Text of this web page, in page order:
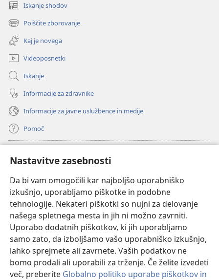
Nastavitve zasebnosti
Da bi vam omogočili kar najboljšo uporabniško
izkušnjo, uporabljamo piškotke in podobne
tehnologije. Nekateri piškotki so nujni za delovanje
našega spletnega mesta in jih ni možno zavrniti.
Uporabo dodatnih piškotkov, ki jih uporabljamo
samo zato, da izboljšamo vašo uporabniško izkušnjo,
lahko sprejmete ali zavrnete. Vaših podatkov ne
bomo prodali ali uporabili za trženje. Če želite izvedeti
več, preberite Globalno politiko uporabe piškotkov in
Iskanje shodov
(odpre
novo
okno)
Poiščite zborovanje
(odpre
novo
okno)
Kaj je novega
Videoposnetki
Iskanje
Informacije za zdravnike
Informacije za javne uslužbence in medije
Pomoč
(odpre
novo
okno) Watchtowerjeva SPLETNA KNJIŽNICA™
(odpre
novo
okno) JW Hub
(odpre
novo
okno)JW Library
Watchtower Library